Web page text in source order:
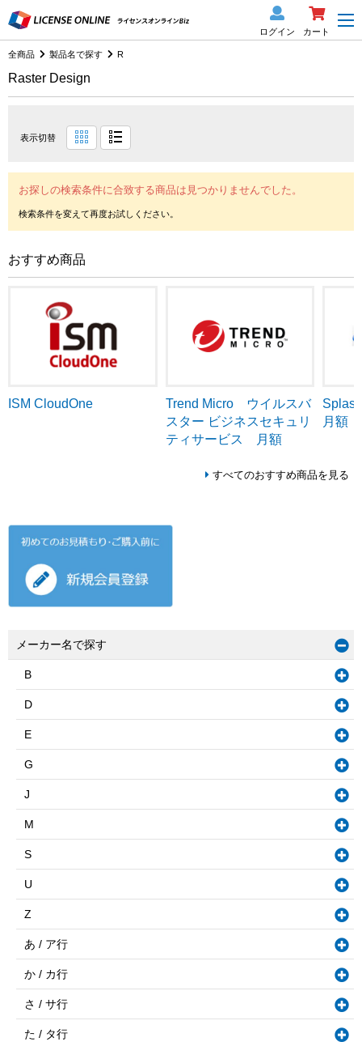
ログイン カート
全商品 製品名で探す R
Raster Design
表示切替
お探しの検索条件に合致する商品は見つかりませんでした。
おすすめ商品
ISM CloudOne
Trend Micro ウイルスバ
スター ビジネスセキュリ
ティサービス 月額
月額
すべてのおすすめ商品を見る
メーカー名で探す
B
D
E
G
J
M
S
U
Z
あ / ア行
か / カ行
さ / サ行
た / タ行